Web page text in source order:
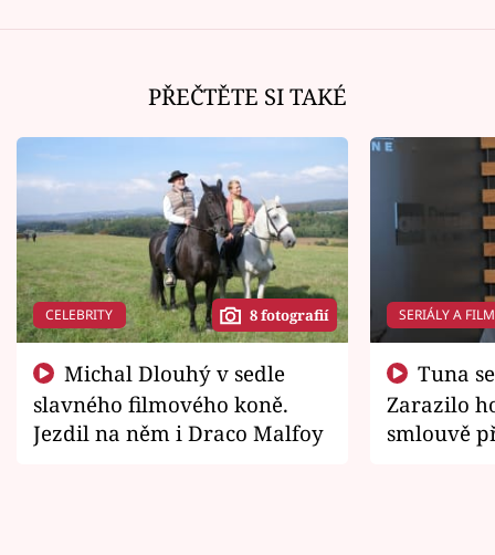
PŘEČTĚTE SI TAKÉ
CELEBRITY 8 fotografií
slavného filmového koně.
Jezdil na něm i Draco Malfoy
SERIÁLY A
Zarazilo
smlouvě